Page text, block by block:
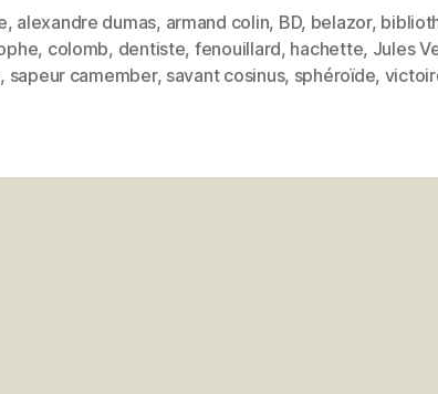
Colomb,
dit
, alexandre dumas, armand colin, BD, belazor,
, colomb, dentiste, fenouillard, hachette, Jules
, sapeur camember, savant cosinus, sphéroïde,